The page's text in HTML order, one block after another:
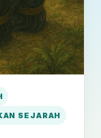
SEJARAH